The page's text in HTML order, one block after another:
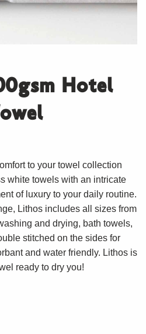
Hotel
to your towel collection
white towels with an intricate
of luxury to your daily routine.
Lithos includes all sizes from
and drying, bath towels,
stitched on the sides for
and water friendly. Lithos is
ready to dry you!